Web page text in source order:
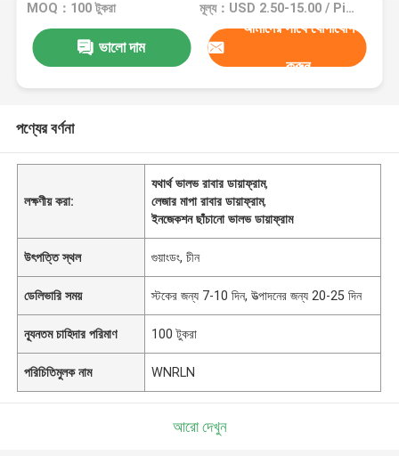
MOQ：100 টুকরা মূল্য：USD 2.50-15.00 / Piece
ভালো দাম
আমাদের সাথে যোগাযোগ
করুন
পণ্যের বর্ণনা
লক্ষণীয় করা:
যথার্থ ভালভ রাবার ডায়াফ্রাম,
লেজার মাপা রাবার ডায়াফ্রাম,
ইনজেকশন ছাঁচানো ভালভ ডায়াফ্রাম
উৎপত্তি স্থল গুয়াংডং, চীন
ডেলিভারি সময় স্টকের জন্য 7-10 দিন, উত্পাদনের জন্য 20-25 দিন
ন্যূনতম চাহিদার পরিমাণ 100 টুকরা
পরিচিতিমুলক নাম WNRLN
আরো দেখুন